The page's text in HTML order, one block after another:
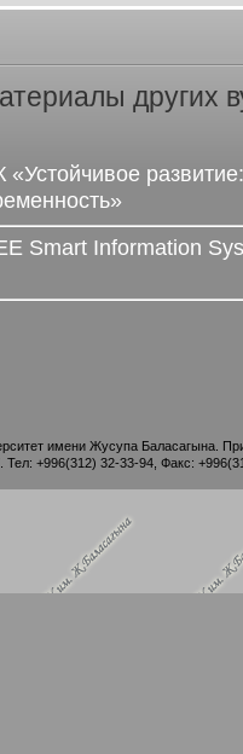
других
Smart Information
имени Жусупа Баласагына.
+996(312) 32-33-94, Факс: